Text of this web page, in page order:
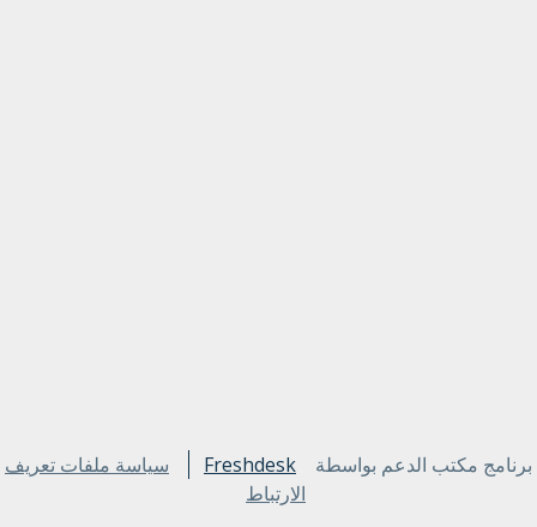
برنامج مكتب الدعم بواسطة Freshdesk
سياسة ملفات تعريف
الارتباط